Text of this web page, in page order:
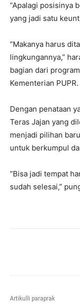
“Apalagi posisinya
yang jadi satu
“Makanya harus
lingkungannya,”
bagian dari
Kementerian PUPR.
Dengan penataan
Teras Jajan yang
menjadi pilihan
untuk berkumpul
“Bisa jadi tempat
sudah selesai,”
Artikulli paraprak